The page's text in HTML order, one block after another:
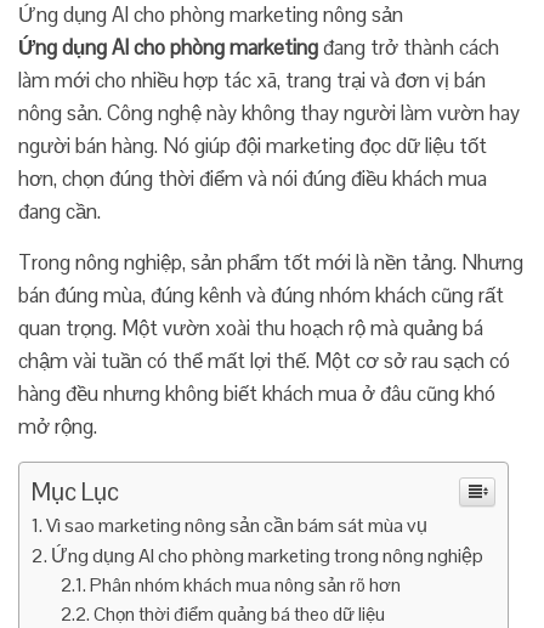
Ứng dụng AI cho phòng marketing nông sản
Ứng dụng AI cho phòng marketingđang trở thành cách
làm mới cho nhiều hợp tác xã, trang trại và đơn vị bán
nông sản. Công nghệ này không thay người làm vườn hay
người bán hàng. Nó giúp đội marketing đọc dữ liệu tốt
hơn, chọn đúng thời điểm và nói đúng điều khách mua
đang cần.
Trong nông nghiệp, sản phẩm tốt mới là nền tảng. Nhưng
bán đúng mùa, đúng kênh và đúng nhóm khách cũng rất
quan trọng. Một vườn xoài thu hoạch rộ mà quảng bá
chậm vài tuần có thể mất lợi thế. Một cơ sở rau sạch có
hàng đều nhưng không biết khách mua ở đâu cũng khó
mở rộng.
Mục Lục
Vì sao marketing nông sản cần bám sát mùa vụ
Ứng dụng AI cho phòng marketing trong nông nghiệp
Phân nhóm khách mua nông sản rõ hơn
Chọn thời điểm quảng bá theo dữ liệu